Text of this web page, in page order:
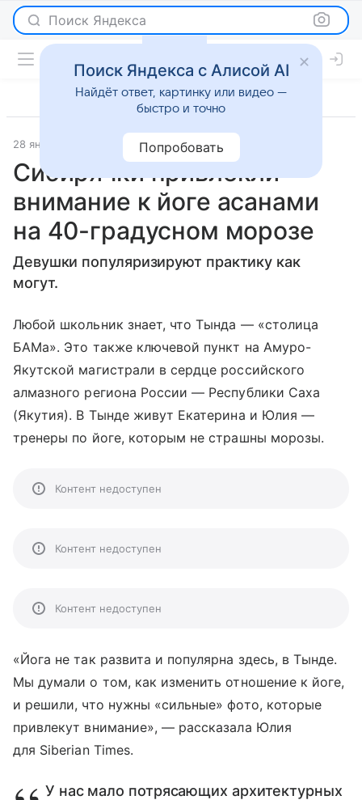
Поиск Яндекса
28 января 2018 Моя планета Новости
Сибирячки привлекли
внимание к йоге асанами
на 40-градусном морозе
Девушки популяризируют практику как
могут.
Любой школьник знает, что Тында — «столица
БАМа». Это также ключевой пункт на Амуро-
Якутской магистрали в сердце российского
алмазного региона России — Республики Саха
(Якутия). В Тынде живут Екатерина и Юлия —
тренеры по йоге, которым не страшны морозы.
Контент недоступен
Контент недоступен
Контент недоступен
«Йога не так развита и популярна здесь, в Тынде.
Мы думали о том, как изменить отношение к йоге,
и решили, что нужны «сильные» фото, которые
привлекут внимание», — рассказала Юлия
для Siberian Times.
У нас мало потрясающих архитектурных
Поиск Яндекса с Алисой AI
Найдёт ответ, картинку или видео —
быстро и точно
Попробовать